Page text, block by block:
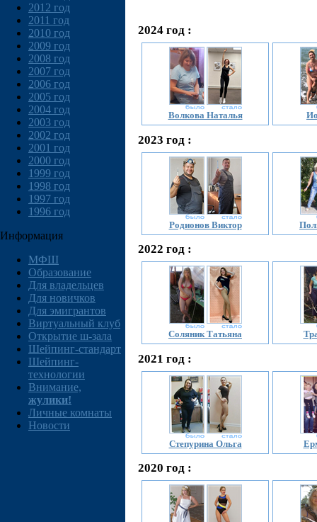
2012 год
2011 год
2010 год
2009 год
2008 год
2007 год
2006 год
2005 год
2004 год
2003 год
2002 год
2001 год
2000 год
1999 год
1998 год
1997 год
1996 год
Информация
МФШ
Образование
Для владельцев
Для новичков
Для эмигрантов
Виртуальный клуб
Открытие ш-зала
Шейпинг-стандарт
Шейпинг-
технологии
Внимание,
жулики!
Личные комнаты
Новости
2024 год :
Волкова Наталья
2023 год :
Родионов Виктор
2022 год :
Соляник Татьяна
2021 год :
Степурина Ольга
2020 год :